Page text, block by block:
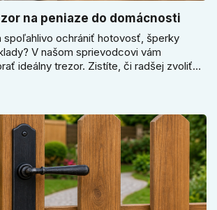
na peniaze do domácnosti
spoľahlivo ochrániť hotovosť, šperky
V našom sprievodcovi vám
ideálny trezor. Zistíte, či radšej zvoliť
ukotvenie.